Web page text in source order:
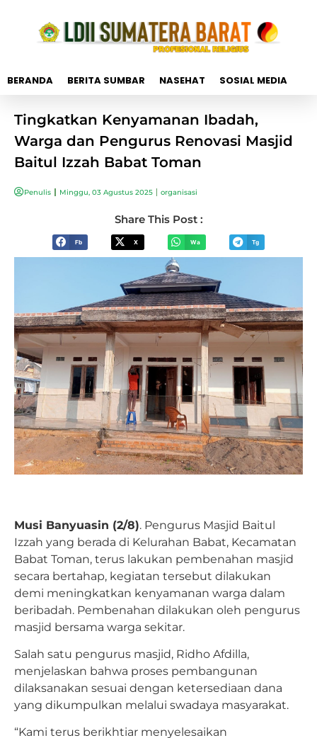
BERANDA BERITA SUMBAR NASEHAT SOSIAL MEDIA
Tingkatkan Kenyamanan Ibadah,
Warga dan Pengurus Renovasi Masjid
Baitul Izzah Babat Toman
Penulis Minggu, 03 Agustus 2025 organisasi
Share This Post :
Fb X Wa Tg
Musi Banyuasin (2/8). Pengurus Masjid Baitul
Izzah yang berada di Kelurahan Babat, Kecamatan
Babat Toman, terus lakukan pembenahan masjid
secara bertahap, kegiatan tersebut dilakukan
demi meningkatkan kenyamanan warga dalam
beribadah. Pembenahan dilakukan oleh pengurus
masjid bersama warga sekitar.
Salah satu pengurus masjid, Ridho Afdilla,
menjelaskan bahwa proses pembangunan
dilaksanakan sesuai dengan ketersediaan dana
yang dikumpulkan melalui swadaya masyarakat.
“Kami terus berikhtiar menyelesaikan